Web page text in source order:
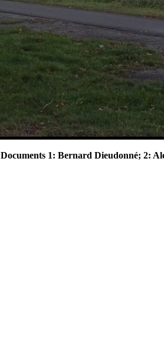
Documents 1: Bernard Dieudonné; 2: